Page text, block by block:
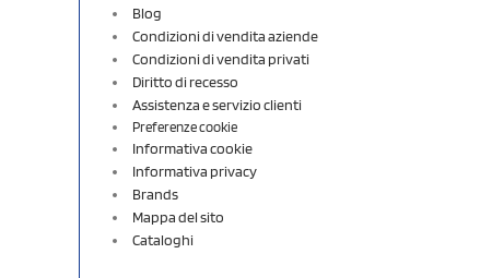
Blog
Condizioni di vendita aziende
Condizioni di vendita privati
Diritto di recesso
Assistenza e servizio clienti
Preferenze cookie
Informativa cookie
Informativa privacy
Brands
Mappa del sito
Cataloghi